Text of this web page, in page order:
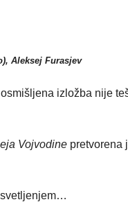
Aleksej Furasjev
izložba nije
Vojvodine pretvorena